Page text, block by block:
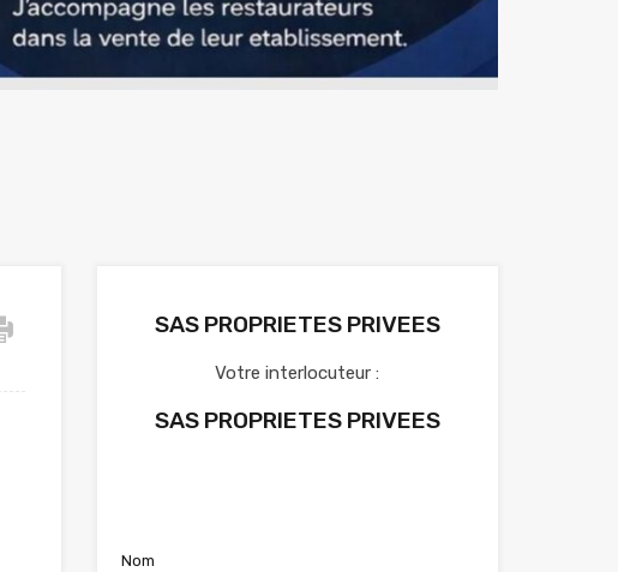
SAS PROPRIETES PRIVEES
Votre interlocuteur :
SAS PROPRIETES PRIVEES
Nom